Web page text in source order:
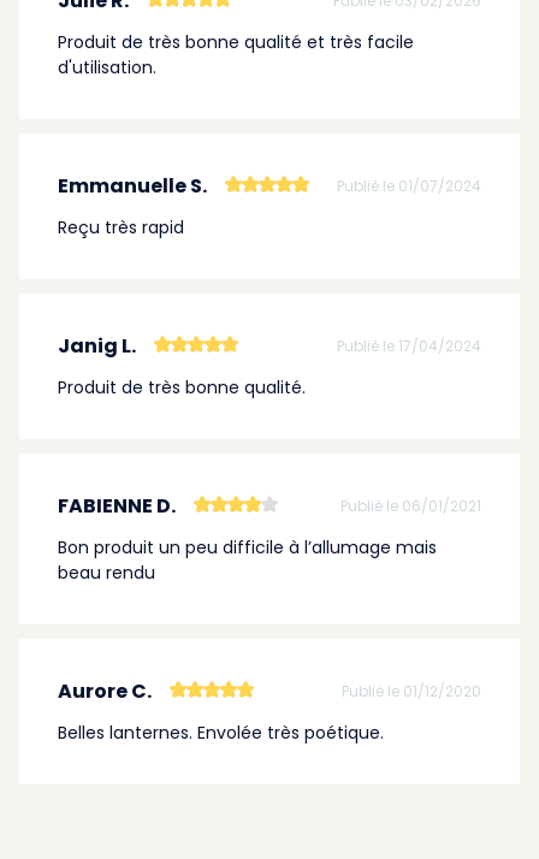
Produit de très bonne qualité et très facile
d'utilisation.
Emmanuelle S. Publié le 01/07/2024
Reçu très rapid
Janig L. Publié le 17/04/2024
Produit de très bonne qualité.
FABIENNE D. Publié le 06/01/2021
Bon produit un peu difficile à l’allumage mais
beau rendu
Aurore C. Publié le 01/12/2020
Belles lanternes. Envolée très poétique.